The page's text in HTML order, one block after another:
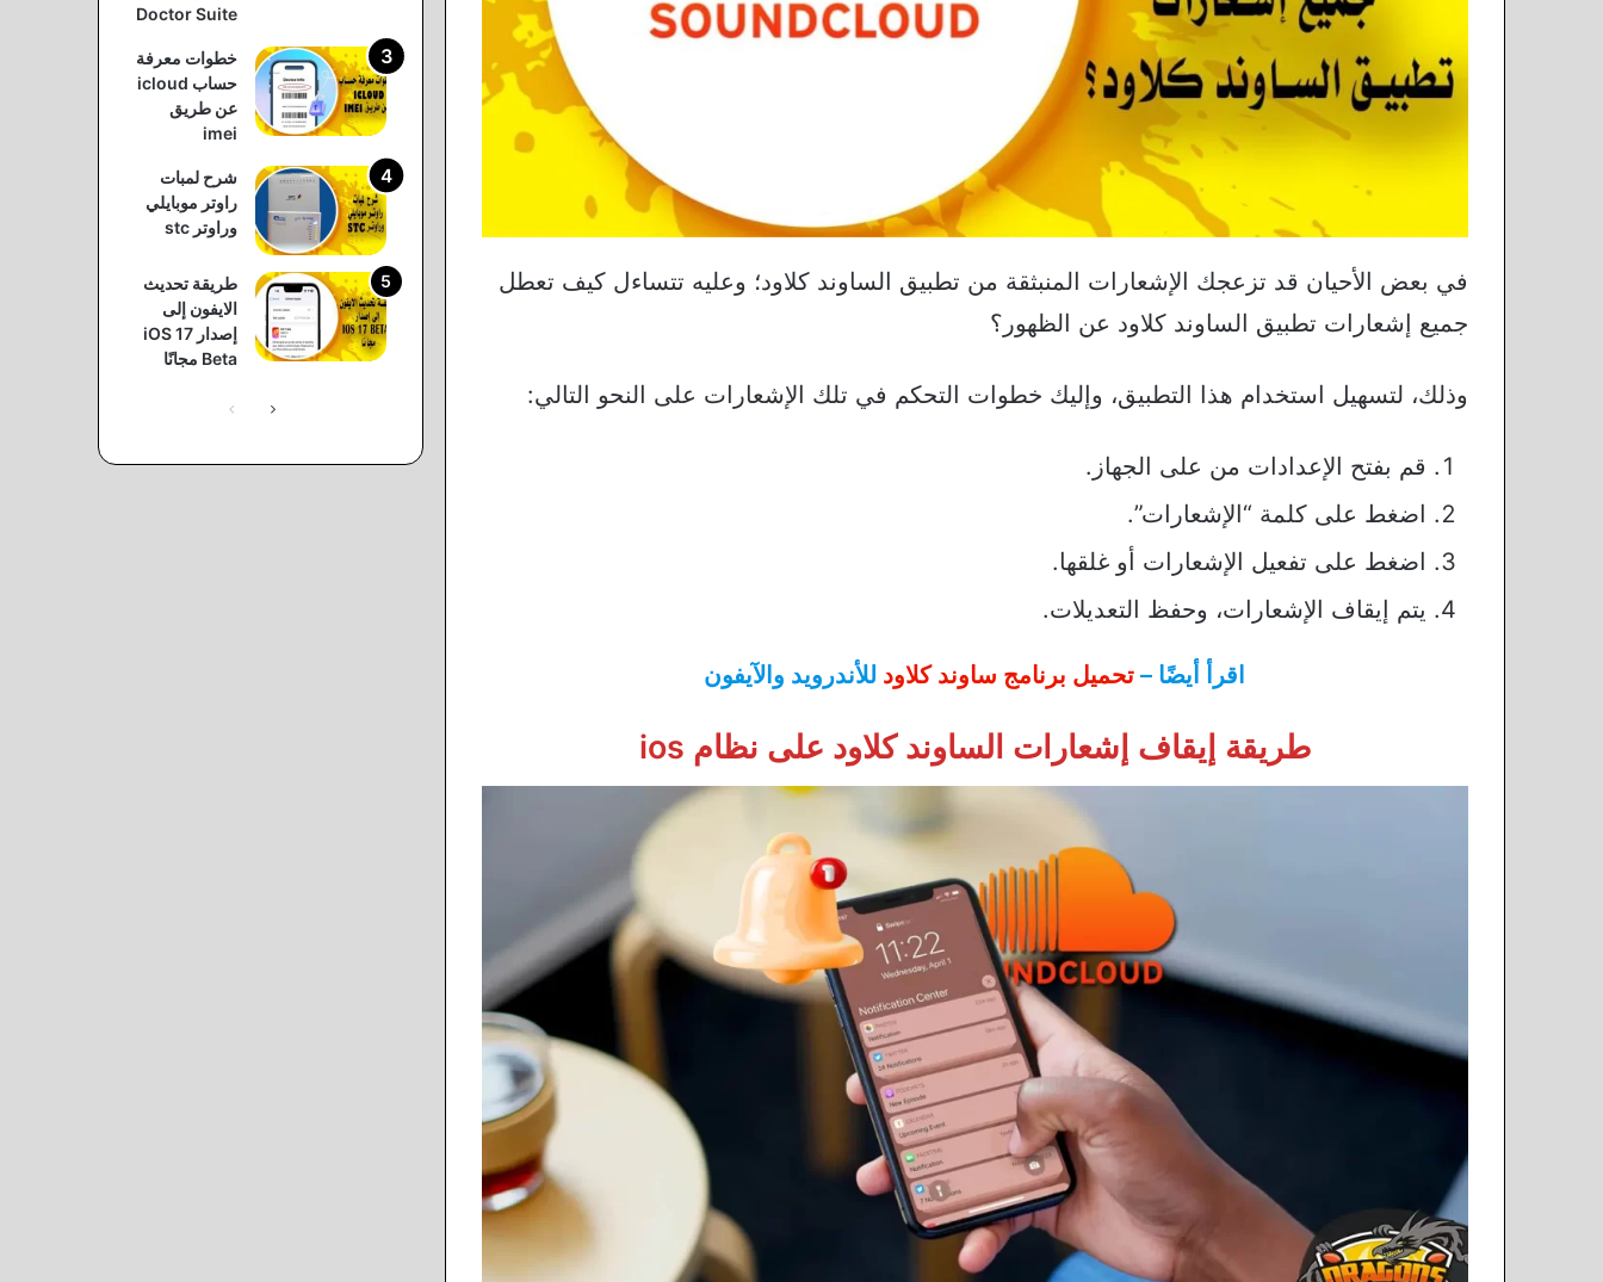
في بعض الأحيان قد تزعجك الإشعارات المنبثقة من تطبيق الساوند كلاود؛ وعليه تتساءل كيف تعطل
جميع إشعارات تطبيق الساوند كلاود عن الظهور؟
وذلك، لتسهيل استخدام هذا التطبيق، وإليك خطوات التحكم في تلك الإشعارات على النحو التالي:
قم بفتح الإعدادات من على الجهاز.
اضغط على كلمة “الإشعارات”.
اضغط على تفعيل الإشعارات أو غلقها.
يتم إيقاف الإشعارات، وحفظ التعديلات.
اقرأ أيضًا – تحميل برنامج ساوند كلاود للأندرويد والآيفون
طريقة إيقاف إشعارات الساوند كلاود على نظام ios
Doctor Suite
خطوات معرفة
حساب icloud
عن طريق
imei
شرح لمبات
راوتر موبايلي
وراوتر stc
طريقة تحديث
الايفون إلى
إصدار iOS 17
Beta مجانًا
الصفحة الصفحة